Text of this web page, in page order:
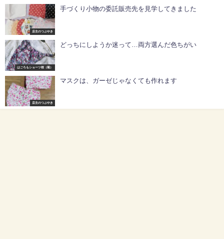
店主のつぶやき
手づくり小物の委託販売先を見学してきました
はごろもショーツ桜（菊）
どっちにしようか迷って…両方選んだ色ちがい
店主のつぶやき
マスクは、ガーゼじゃなくても作れます